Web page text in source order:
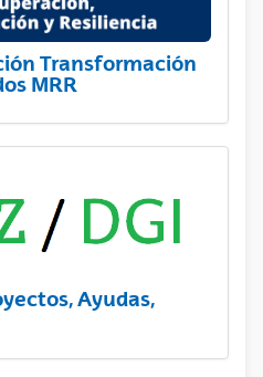
Transformación
MRR
Ayudas,